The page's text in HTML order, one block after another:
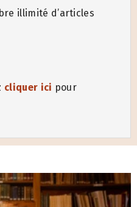
illimité d’articles
cliquer ici pour